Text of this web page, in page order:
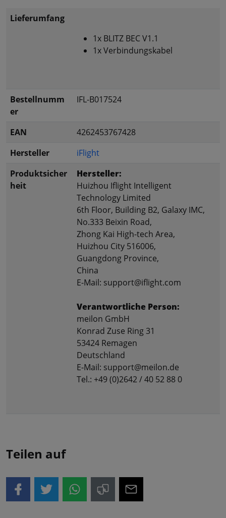
Lieferumfang
1x BLITZ BEC V1.1
1x Verbindungskabel
Bestellnumm
er
IFL-B017524
EAN
4262453767428
Hersteller
iFlight
Produktsicher
heit
Hersteller:
Huizhou Iflight Intelligent
Technology Limited
6th Floor, Building B2, Galaxy IMC,
No.333 Beixin Road,
Zhong Kai High-tech Area,
Huizhou City 516006,
Guangdong Province,
China
E-Mail: support@iflight.com
Verantwortliche Person:
meilon GmbH
Konrad Zuse Ring 31
53424 Remagen
Deutschland
E-Mail: support@meilon.de
Tel.: +49 (0)2642 / 40 52 88 0
Teilen auf